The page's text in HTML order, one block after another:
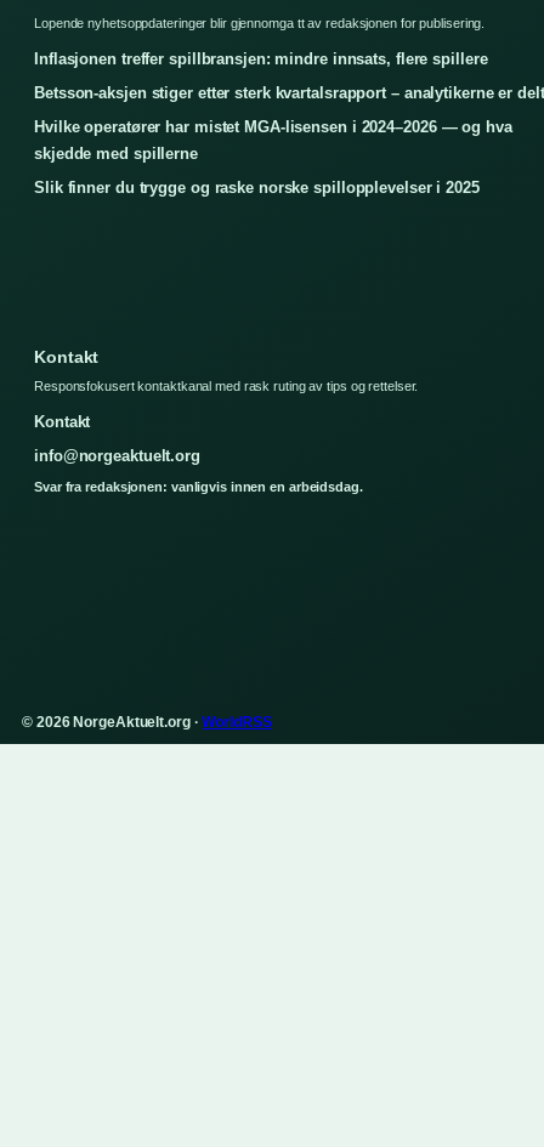
Lopende nyhetsoppdateringer blir gjennomga tt av redaksjonen for publisering.
Inflasjonen treffer spillbransjen: mindre innsats, flere spillere
Betsson-aksjen stiger etter sterk kvartalsrapport – analytikerne er delt
Hvilke operatører har mistet MGA-lisensen i 2024–2026 — og hva
skjedde med spillerne
Slik finner du trygge og raske norske spillopplevelser i 2025
Kontakt
Responsfokusert kontaktkanal med rask ruting av tips og rettelser.
Kontakt
info@norgeaktuelt.org
Svar fra redaksjonen: vanligvis innen en arbeidsdag.
© 2026 NorgeAktuelt.org ·WorldRSS